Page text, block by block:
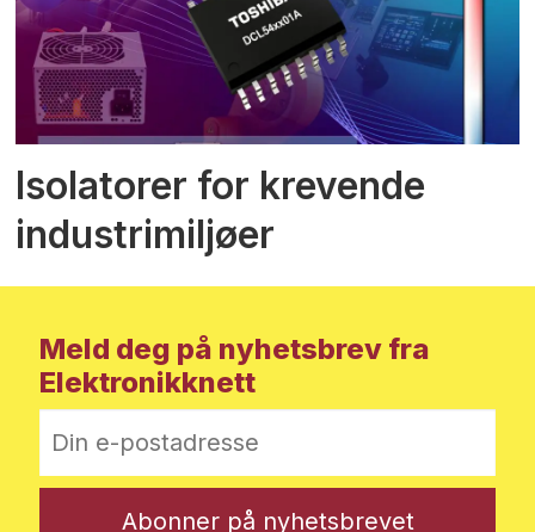
Isolatorer for krevende
industrimiljøer
Meld deg på nyhetsbrev fra
Elektronikknett